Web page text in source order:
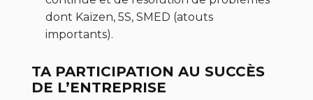
dont Kaïzen, 5S, SMED (atouts
importants).
TA PARTICIPATION AU SUCCÈS
DE L’ENTREPRISE